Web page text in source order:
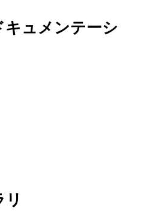
ュメンテーシ